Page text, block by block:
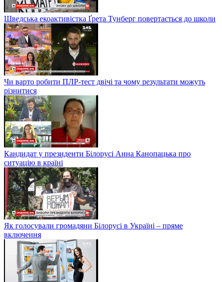
Шведська екоактивістка Ґрета Тунберг повертається до школи
Чи варто робити ПЛР-тест двічі та чому результати можуть
різнитися
Кандидат у президенти Білорусі Анна Канопацька про
ситуацію в країні
Як голосували громадяни Білорусі в Україні – пряме
включення